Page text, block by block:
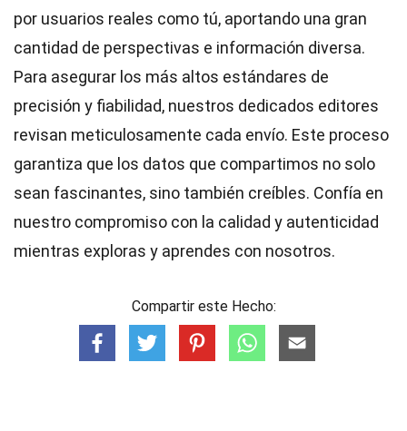
por usuarios reales como tú, aportando una gran
cantidad de perspectivas e información diversa.
Para asegurar los más altos estándares de
precisión y fiabilidad, nuestros dedicados editores
revisan meticulosamente cada envío. Este proceso
garantiza que los datos que compartimos no solo
sean fascinantes, sino también creíbles. Confía en
nuestro compromiso con la calidad y autenticidad
mientras exploras y aprendes con nosotros.
Compartir este Hecho: